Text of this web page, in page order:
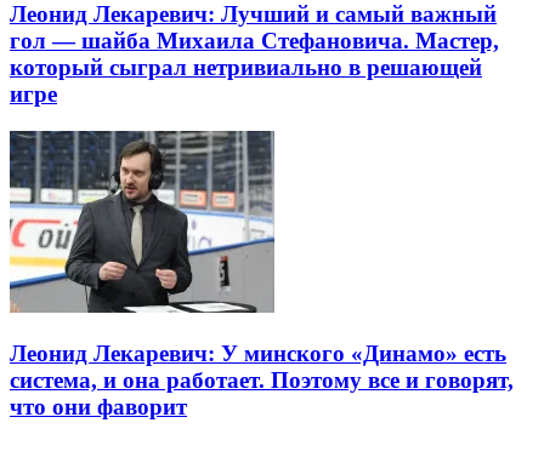
Леонид Лекаревич: Лучший и самый важный
гол — шайба Михаила Стефановича. Мастер,
который сыграл нетривиально в решающей
игре
Леонид Лекаревич: У минского «Динамо» есть
система, и она работает. Поэтому все и говорят,
что они фаворит